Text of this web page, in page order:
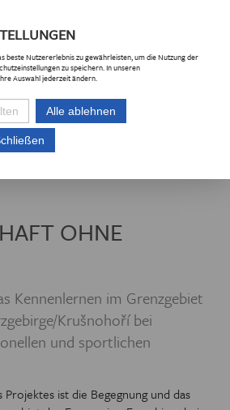
Projekte
OHNE
Kennenlernen im Grenzgebiet
Krušnohoří bei
und sportlichen
Projektes ist die Begegnung und das
beste Nutzererlebnis zu gewährleisten, um die Nutzung der
zu speichern. In unseren
Auswahl jederzeit ändern.
Alle ablehnen